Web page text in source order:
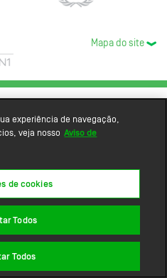
Mapa do site
experiência de navegação,
veja nosso Aviso de
de cookies
Todos
Todos